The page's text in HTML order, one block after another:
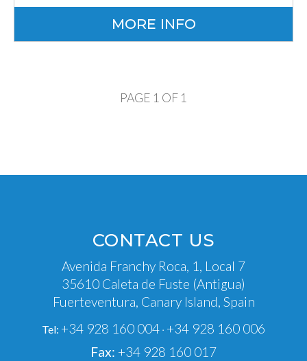
MORE INFO
PAGE 1 OF 1
CONTACT US
Avenida Franchy Roca, 1, Local 7
35610 Caleta de Fuste (Antigua)
Fuerteventura, Canary Island, Spain
Tel: +34 928 160 004 · +34 928 160 006
Fax: +34 928 160 017